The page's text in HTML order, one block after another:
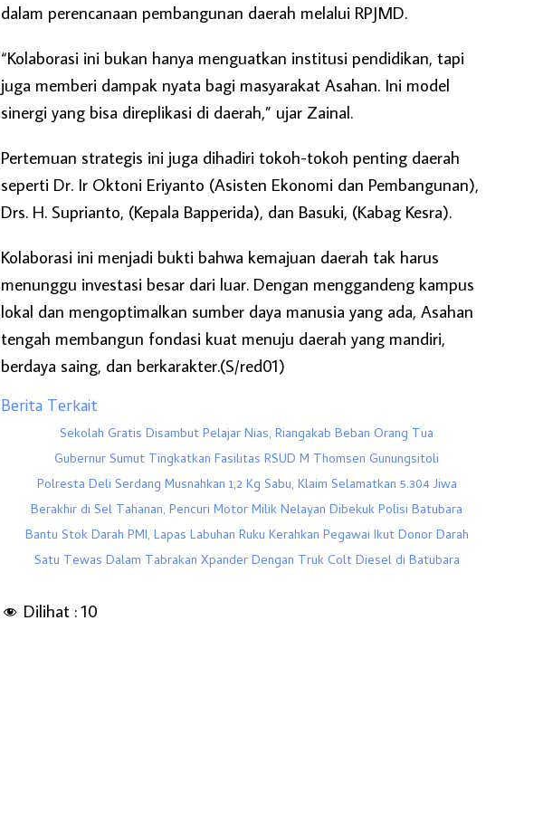
dalam perencanaan pembangunan daerah melalui RPJMD.
“Kolaborasi ini bukan hanya menguatkan institusi pendidikan, tapi
juga memberi dampak nyata bagi masyarakat Asahan. Ini model
sinergi yang bisa direplikasi di daerah,” ujar Zainal.
Pertemuan strategis ini juga dihadiri tokoh-tokoh penting daerah
seperti Dr. Ir Oktoni Eriyanto (Asisten Ekonomi dan Pembangunan),
Drs. H. Suprianto, (Kepala Bapperida), dan Basuki, (Kabag Kesra).
Kolaborasi ini menjadi bukti bahwa kemajuan daerah tak harus
menunggu investasi besar dari luar. Dengan menggandeng kampus
lokal dan mengoptimalkan sumber daya manusia yang ada, Asahan
tengah membangun fondasi kuat menuju daerah yang mandiri,
berdaya saing, dan berkarakter.(S/red01)
Berita Terkait
Sekolah Gratis Disambut Pelajar Nias, Riangakab Beban Orang Tua
Gubernur Sumut Tingkatkan Fasilitas RSUD M Thomsen Gunungsitoli
Polresta Deli Serdang Musnahkan 1,2 Kg Sabu, Klaim Selamatkan 5.304 Jiwa
Berakhir di Sel Tahanan, Pencuri Motor Milik Nelayan Dibekuk Polisi Batubara
Bantu Stok Darah PMI, Lapas Labuhan Ruku Kerahkan Pegawai Ikut Donor Darah
Satu Tewas Dalam Tabrakan Xpander Dengan Truk Colt Diesel di Batubara
Dilihat : 10